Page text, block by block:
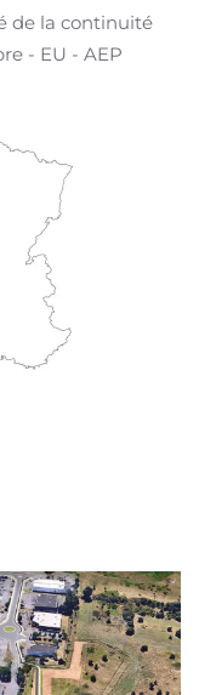
de la continuité
- EU - AEP